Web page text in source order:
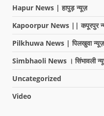
Hapur News | हापुड़ न्यूज़
Kapoorpur News || कपूरपुर
Pilkhuwa News | पिलखुवा न्यूज़
Simbhaoli News । सिंभावली
Uncategorized
Video